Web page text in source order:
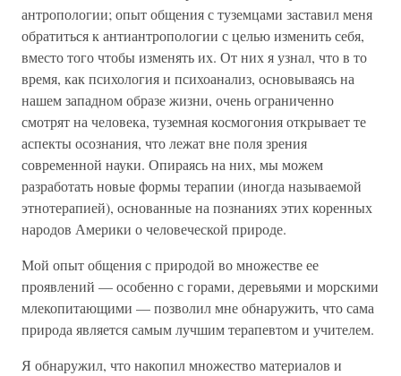
антропологии; опыт общения с туземцами заставил меня
обратиться к антиантропологии с целью изменить себя,
вместо того чтобы изменять их. От них я узнал, что в то
время, как психология и психоанализ, основываясь на
нашем западном образе жизни, очень ограниченно
смотрят на человека, туземная космогония открывает те
аспекты осознания, что лежат вне поля зрения
современной науки. Опираясь на них, мы можем
разработать новые формы терапии (иногда называемой
этнотерапией), основанные на познаниях этих коренных
народов Америки о человеческой природе.
Мой опыт общения с природой во множестве ее
проявлений — особенно с горами, деревьями и морскими
млекопитающими — позволил мне обнаружить, что сама
природа является самым лучшим терапевтом и учителем.
Я обнаружил, что накопил множество материалов и